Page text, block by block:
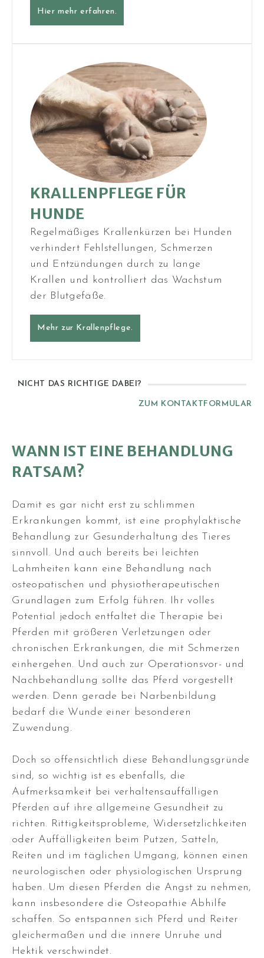
Hier mehr erfahren.
KRALLENPFLEGE FÜR
HUNDE
Regelmäßiges Krallenkürzen bei Hunden
verhindert Fehlstellungen, Schmerzen
und Entzündungen durch zu lange
Krallen und kontrolliert das Wachstum
der Blutgefäße.
Mehr zur Krallenpflege.
NICHT DAS RICHTIGE DABEI?
ZUM KONTAKTFORMULAR
WANN IST EINE BEHANDLUNG
RATSAM?
Damit es gar nicht erst zu schlimmen
Erkrankungen kommt, ist eine prophylaktische
Behandlung zur Gesunderhaltung des Tieres
sinnvoll. Und auch bereits bei leichten
Lahmheiten kann eine Behandlung nach
osteopatischen und physiotherapeutischen
Grundlagen zum Erfolg führen. Ihr volles
Potential jedoch entfaltet die Therapie bei
Pferden mit größeren Verletzungen oder
chronischen Erkrankungen, die mit Schmerzen
einhergehen. Und auch zur Operationsvor- und
Nachbehandlung sollte das Pferd vorgestellt
werden. Denn gerade bei Narbenbildung
bedarf die Wunde einer besonderen
Zuwendung.
Doch so offensichtlich diese Behandlungsgründe
sind, so wichtig ist es ebenfalls, die
Aufmerksamkeit bei verhaltensauffälligen
Pferden auf ihre allgemeine Gesundheit zu
richten. Rittigkeitsprobleme, Widersetzlichkeiten
oder Auffälligkeiten beim Putzen, Satteln,
Reiten und im täglichen Umgang, können einen
neurologischen oder physiologischen Ursprung
haben . Um diesen Pferden die Angst zu nehmen,
kann insbesondere die Osteopathie Abhilfe
schaffen. So entspannen sich Pferd und Reiter
gleichermaßen und die innere Unruhe und
Hektik verschwindet.